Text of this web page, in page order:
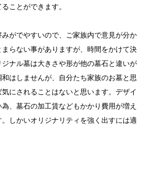
ことができます。
がでやすいので、ご家族内で意見が分か
らない事がありますが、時間をかけて決
ジナル墓は大きさや形が他の墓石と違いが
はしませんが、自分たち家族のお墓と思
にされることはないと思います。デザイ
、墓石の加工賃などもかかり費用が増え
しかいオリジナリティを強く出すには適